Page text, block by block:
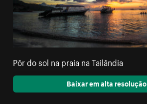
Pôr do sol na praia na Tailândia
Baixar em alta resolução